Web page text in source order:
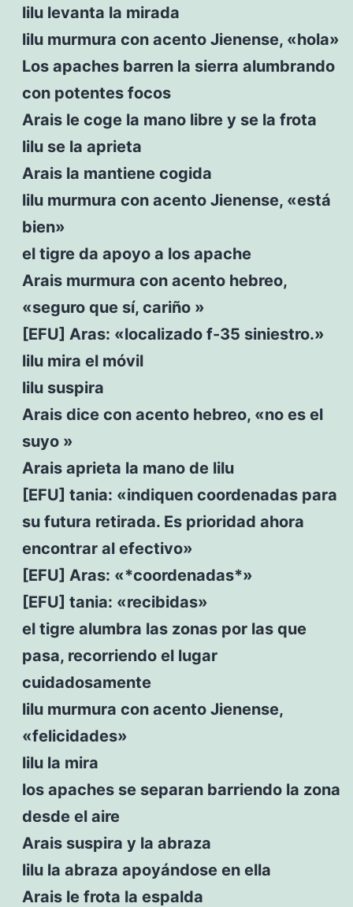
lilu levanta la mirada
lilu murmura con acento Jienense, «hola»
Los apaches barren la sierra alumbrando
con potentes focos
Arais le coge la mano libre y se la frota
lilu se la aprieta
Arais la mantiene cogida
lilu murmura con acento Jienense, «está
bien»
el tigre da apoyo a los apache
Arais murmura con acento hebreo,
«seguro que sí, cariño »
[EFU] Aras: «localizado f-35 siniestro.»
lilu mira el móvil
lilu suspira
Arais dice con acento hebreo, «no es el
suyo »
Arais aprieta la mano de lilu
[EFU] tania: «indiquen coordenadas para
su futura retirada. Es prioridad ahora
encontrar al efectivo»
[EFU] Aras: «*coordenadas*»
[EFU] tania: «recibidas»
el tigre alumbra las zonas por las que
pasa, recorriendo el lugar
cuidadosamente
lilu murmura con acento Jienense,
«felicidades»
lilu la mira
los apaches se separan barriendo la zona
desde el aire
Arais suspira y la abraza
lilu la abraza apoyándose en ella
Arais le frota la espalda